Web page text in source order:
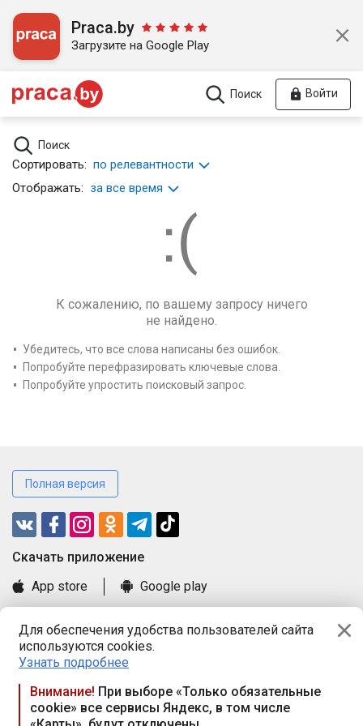
Для обеспечения удобства пользователей сайта
используются cookies.
Узнать подробнее
Внимание! При выборе «Только обязательные
cookie» все сервисы Яндекс, в том числе
Praca.by
Загрузите на Google Play
Поиск Войти
Поиск
Сортировать: по релевантности
Отображать: за все время
К сожалению, по вашему запросу ничего
не найдено.
Убедитесь, что все слова написаны без ошибок.
Попробуйте перефразировать ключевые слова.
Попробуйте упростить поисковый запрос.
Полная версия
Cкачать приложение
App store
Google play
Книга замечаний и предложений
Правила и документы
Praca.by © 2000—2026, ООО «ПРАЦА БАЙ»
Республика Беларусь, 220114, г. Минск, пр-т Независимости
117а, пом. № 9.